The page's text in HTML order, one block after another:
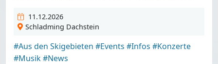
11.12.2026
Schladming Dachstein
#Aus den Skigebieten #Events #Infos #Konzerte
#Musik#News